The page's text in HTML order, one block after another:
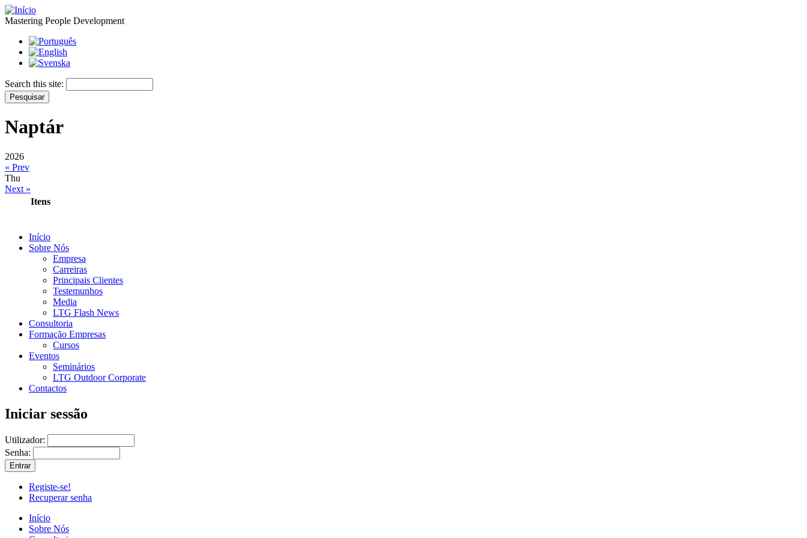
Mastering People Development
Search this site:
Naptár
2026
« Prev
Thu
Next »
Itens
Início
Sobre Nós
Empresa
Carreiras
Principais Clientes
Testemunhos
Media
LTG Flash News
Consultoria
Formação Empresas
Cursos
Eventos
Seminários
LTG Outdoor Corporate
Contactos
Iniciar sessão
Utilizador:
Senha:
Registe-se!
Recuperar senha
Início
Sobre Nós